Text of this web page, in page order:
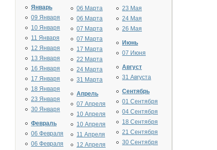
Январь
09 Января
10 Января
11 Января
12 Января
13 Января
16 Января
17 Января
18 Января
23 Января
30 Января
Февраль
06 Февраля
06 Февраля
06 Марта
06 Марта
07 Марта
07 Марта
17 Марта
22 Марта
24 Марта
31 Марта
Апрель
07 Апреля
10 Апреля
10 Апреля
11 Апреля
12 Апреля
23 Мая
24 Мая
26 Мая
Июнь
07 Июня
Август
31 Августа
Сентябрь
01 Сентября
04 Сентября
18 Сентября
21 Сентября
30 Сентября